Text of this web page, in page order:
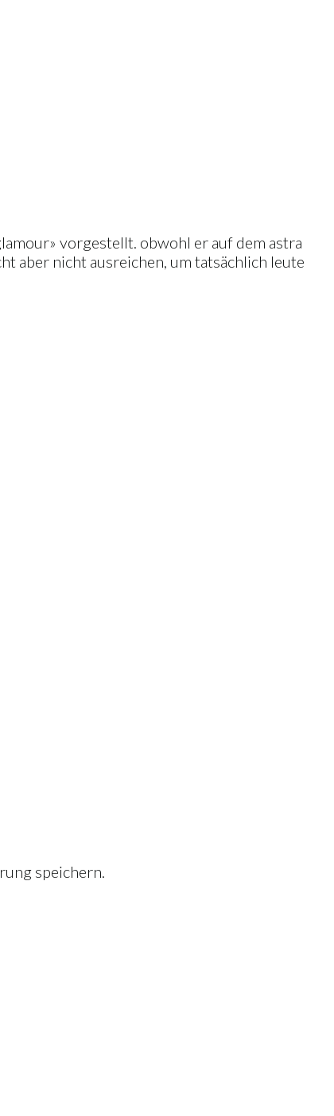
vorgestellt. obwohl er auf dem astra
aber nicht ausreichen, um tatsächlich leute
speichern.